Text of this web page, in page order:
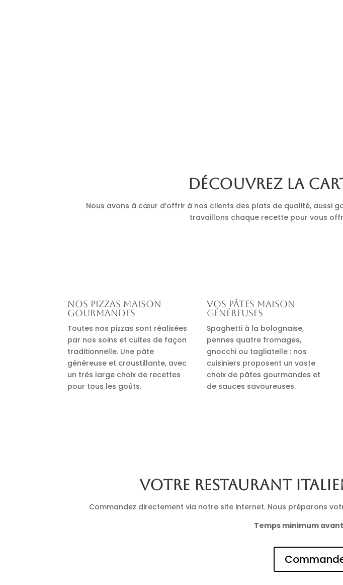
Découvrez la
Nous avons à cœur d’offrir à nos clients des plats de qualité, aussi
travaillons chaque recette pour vous
Nos pizzas maison
gourmandes
Toutes nos pizzas sont réalisées
par nos soins et cuites de façon
traditionnelle. Une pâte
généreuse et croustillante, avec
un très large choix de recettes
pour tous les goûts.
Vos pâtes maison
généreuses
Spaghetti à la bolognaise,
pennes quatre fromages,
gnocchi ou tagliatelle : nos
cuisiniers proposent un vaste
choix de pâtes gourmandes et
de sauces savoureuses.
Votre restaurant
Commandez directement via notre site internet. Nous préparons
Temps minimum